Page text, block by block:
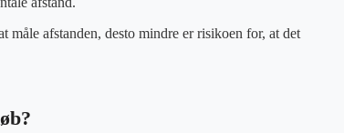
måle afstanden, desto mindre er risikoen for, at det